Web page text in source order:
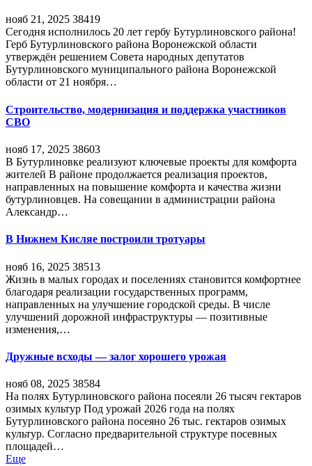
нояб 21, 2025 38419
Сегодня исполнилось 20 лет гербу Бутурлиновского района!
Герб Бутурлиновского района Воронежской области
утверждён решением Совета народных депутатов
Бутурлиновского муниципального района Воронежской
области от 21 ноября…
Строительство, модернизация и поддержка участников
СВО
нояб 17, 2025 38603
В Бутурлиновке реализуют ключевые проекты для комфорта
жителей В районе продолжается реализация проектов,
направленных на повышение комфорта и качества жизни
бутурлиновцев. На совещании в администрации района
Александр…
В Нижнем Кисляе построили тротуары
нояб 16, 2025 38513
Жизнь в малых городах и поселениях становится комфортнее
благодаря реализации государственных программ,
направленных на улучшение городской среды. В числе
улучшений дорожной инфраструктуры — позитивные
изменения,…
Дружные всходы — залог хорошего урожая
нояб 08, 2025 38584
На полях Бутурлиновского района посеяли 26 тысяч гектаров
озимых культур Под урожай 2026 года на полях
Бутурлиновского района посеяно 26 тыс. гектаров озимых
культур. Согласно предварительной структуре посевных
площадей…
Еще